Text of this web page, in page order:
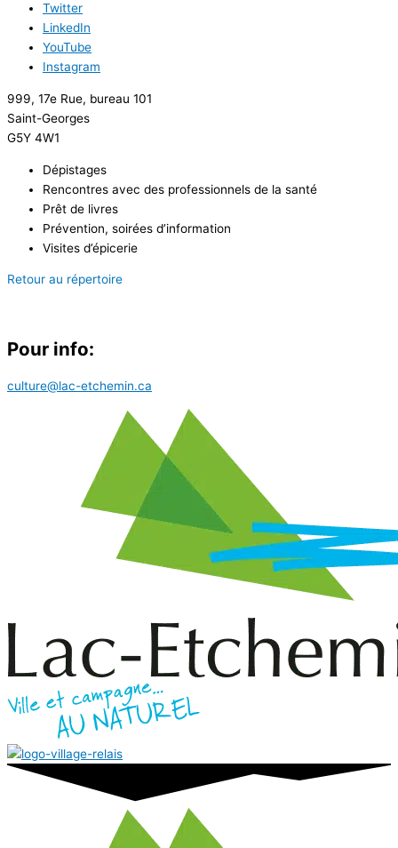
Twitter
LinkedIn
YouTube
Instagram
999, 17e Rue, bureau 101
Saint-Georges
G5Y 4W1
Dépistages
Rencontres avec des professionnels de la santé
Prêt de livres
Prévention, soirées d’information
Visites d’épicerie
Retour au répertoire
Pour info:
culture@lac-etchemin.ca